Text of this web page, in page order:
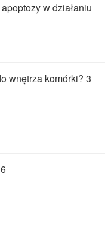
w działaniu
wnętrza komórki? 3